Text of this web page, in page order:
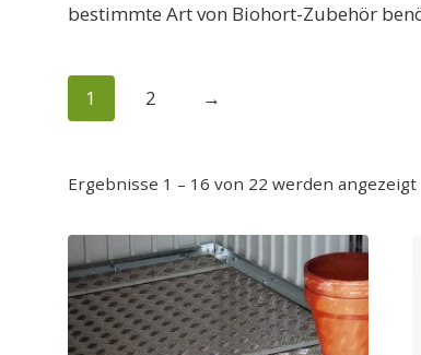
bestimmte Art von Biohort-Zubehör
1 2 →
Ergebnisse 1 – 16 von 22 werden angezeigt